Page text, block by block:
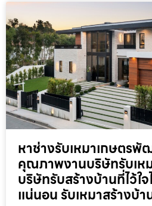
หาช่างรับเหมาเกษตรพั
คุณภาพงานบริษัทรับเห
บริษัทรับสร้างบ้านที่ไว้ใ
แน่นอน รับเหมาสร้างบ้